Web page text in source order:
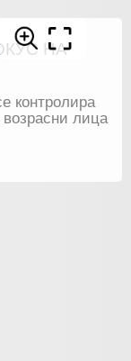
НА
контролира
возрасни лица